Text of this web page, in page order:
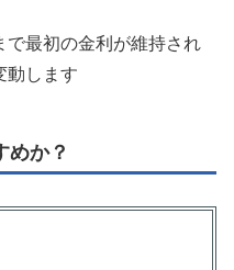
で最初の金利が維持され
動します
めか？